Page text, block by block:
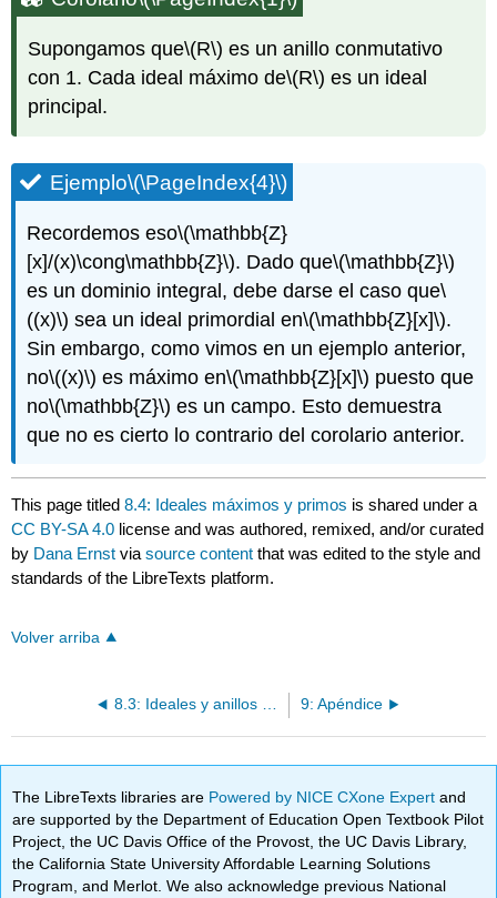
Supongamos que\(R\) es un anillo conmutativo
con 1. Cada ideal máximo de\(R\) es un ideal
principal.
Ejemplo\(\PageIndex{4}\)
Recordemos eso\(\mathbb{Z}
[x]/(x)\cong\mathbb{Z}\). Dado que\(\mathbb{Z}\)
es un dominio integral, debe darse el caso que\
((x)\) sea un ideal primordial en\(\mathbb{Z}[x]\).
Sin embargo, como vimos en un ejemplo anterior,
no\((x)\) es máximo en\(\mathbb{Z}[x]\) puesto que
no\(\mathbb{Z}\) es un campo. Esto demuestra
que no es cierto lo contrario del corolario anterior.
This page titled8.4: Ideales máximos y primos is shared under a
CC BY-SA 4.0 license and was authored, remixed, and/or curated
by Dana Ernst viasource content that was edited to the style and
standards of the LibreTexts platform.
Volver arriba
9: Apéndice
The LibreTexts libraries are Powered by NICE CXone Expertand
are supported by the Department of Education Open Textbook Pilot
Project, the UC Davis Office of the Provost, the UC Davis Library,
the California State University Affordable Learning Solutions
Program, and Merlot. We also acknowledge previous National